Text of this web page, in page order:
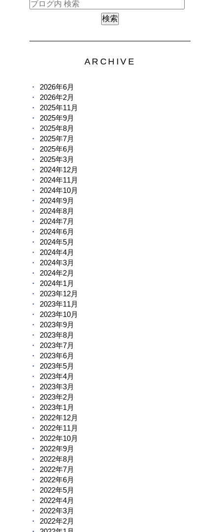
ARCHIVE
2026年6月
2026年2月
2025年11月
2025年9月
2025年8月
2025年7月
2025年6月
2025年3月
2024年12月
2024年11月
2024年10月
2024年9月
2024年8月
2024年7月
2024年6月
2024年5月
2024年4月
2024年3月
2024年2月
2024年1月
2023年12月
2023年11月
2023年10月
2023年9月
2023年8月
2023年7月
2023年6月
2023年5月
2023年4月
2023年3月
2023年2月
2023年1月
2022年12月
2022年11月
2022年10月
2022年9月
2022年8月
2022年7月
2022年6月
2022年5月
2022年4月
2022年3月
2022年2月